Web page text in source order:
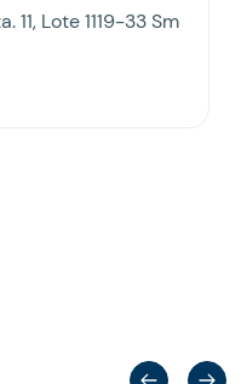
11, Lote 1119-33 Sm